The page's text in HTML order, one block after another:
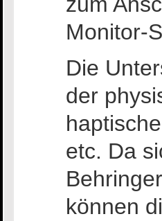
Monitor-
Die
der
etc. Da
können